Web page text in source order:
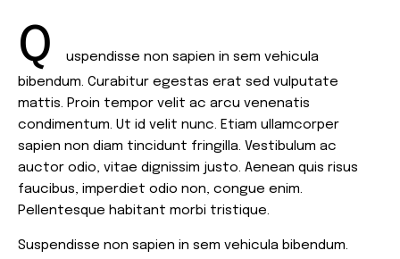
Q
uspendisse non sapien in sem vehicula
bibendum. Curabitur egestas erat sed vulputate
mattis. Proin tempor velit ac arcu venenatis
condimentum. Ut id velit nunc. Etiam ullamcorper
sapien non diam tincidunt fringilla. Vestibulum ac
auctor odio, vitae dignissim justo. Aenean quis risus
faucibus, imperdiet odio non, congue enim.
Pellentesque habitant morbi tristique.
Suspendisse non sapien in sem vehicula bibendum.